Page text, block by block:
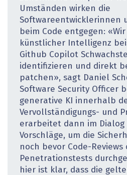
Umständen wirken die
Softwareentwicklerinnen
beim Code entgegen:
künstlicher Intelligenz
Github Copilot
identifizieren und direkt
patchen», sagt Daniel
Software Security Officer
generative KI innerhalb
Vervollständigungs- und
erarbeitet dann im
Vorschläge, um die
noch bevor Code-Reviews
Penetrationstests
hier ist klar, dass die